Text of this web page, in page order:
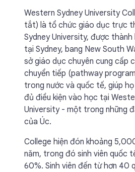
Western Sydney University
tắt) là tổ chức giáo dục trực
Sydney University, được thành
tại Sydney, bang New South
sở giáo dục chuyên cung cấp
chuyển tiếp (pathway
trong nước và quốc tế, giúp
đủ điều kiện vào học tại
University - một trong những
của Úc.
College hiện đón khoảng
năm, trong đó sinh viên quốc
60%. Sinh viên đến từ hơn 40